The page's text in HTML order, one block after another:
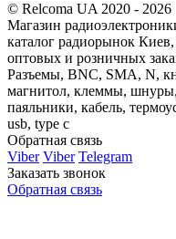
© Relcoma UA 2020 - 2026
Магазин
каталог радиорынок
оптовых и розничных
Разъемы, BNC, SMA, N,
магнитол, клеммы,
паяльники, кабель,
usb, type c
Обратная связь
Viber Viber Telegram
Заказать звонок
Обратная связь